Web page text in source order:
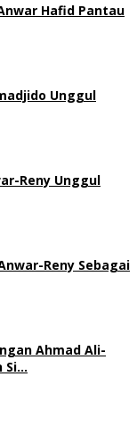
Hafid Pantau
Unggul
Reny Unggul
Reny Sebagai
Ahmad Ali-
Si…